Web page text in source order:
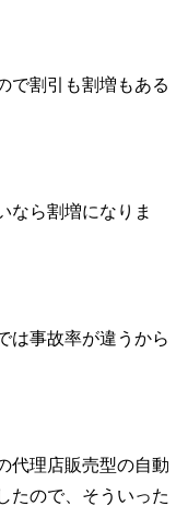
で割引も割増もある
なら割増になりま
は事故率が違うから
代理店販売型の自動
たので、そういった